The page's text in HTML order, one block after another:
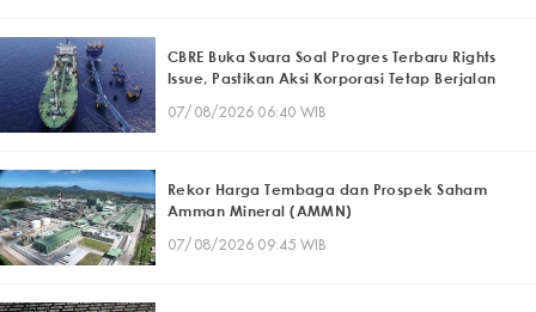
CBRE Buka Suara Soal Progres Terbaru Rights
Issue, Pastikan Aksi Korporasi Tetap Berjalan
07/08/2026 06:40 WIB
Rekor Harga Tembaga dan Prospek Saham
Amman Mineral (AMMN)
07/08/2026 09:45 WIB